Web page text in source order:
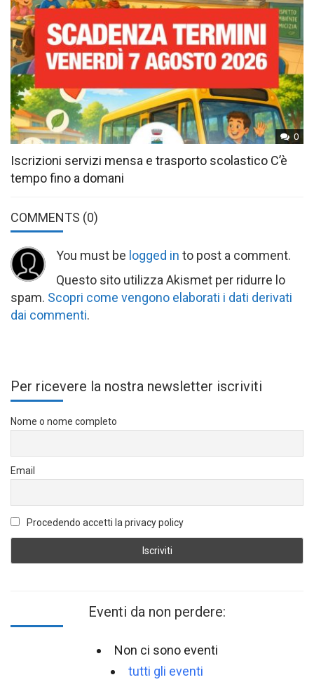
0
Iscrizioni servizi mensa e trasporto scolastico C’è
tempo fino a domani
COMMENTS (0)
You must be logged in to post a comment.
Questo sito utilizza Akismet per ridurre lo
spam. Scopri come vengono elaborati i dati derivati
dai commenti.
Per ricevere la nostra newsletter iscriviti
Nome o nome completo
Email
Procedendo accetti la privacy policy
Eventi da non perdere:
Non ci sono eventi
tutti gli eventi